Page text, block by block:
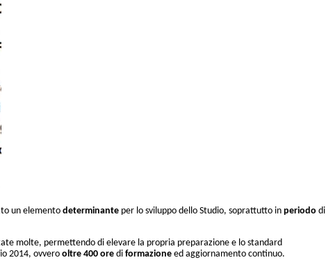
un elementodeterminante per lo sviluppo dello Studio, soprattutto in periodo di
molte, permettendo di elevare la propria preparazione e lo standard
2014, ovverooltre 400 ore di formazione ed aggiornamento continuo.